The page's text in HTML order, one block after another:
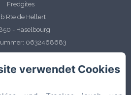
Fredgites
Rte de Hellert
- Haselbourg
0632468683
verwendet Cookies